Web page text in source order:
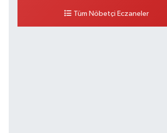
Tüm Nöbetçi Eczaneler